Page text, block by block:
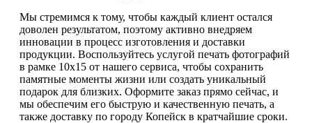
Мы стремимся к тому, чтобы каждый клиент остался
доволен результатом, поэтому активно внедряем
инновации в процесс изготовления и доставки
продукции. Воспользуйтесь услугой печать фотографий
в рамке 10х15 от нашего сервиса, чтобы сохранить
памятные моменты жизни или создать уникальный
подарок для близких. Оформите заказ прямо сейчас, и
мы обеспечим его быструю и качественную печать, а
также доставку по городу Копейск в кратчайшие сроки.